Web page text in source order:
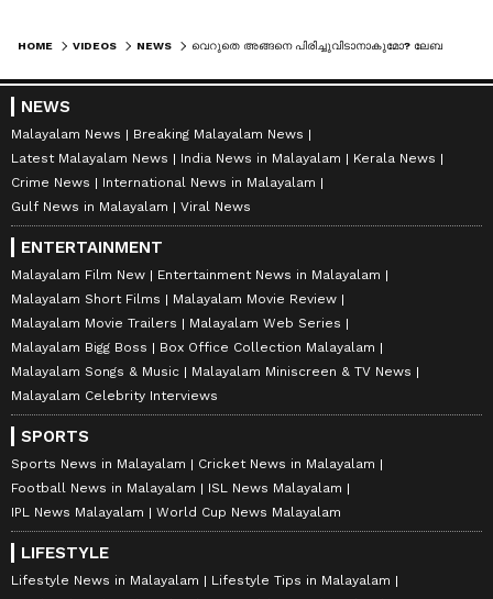
HOME VIDEOS NEWS
NEWS
Malayalam News
Breaking Malayalam News
Latest Malayalam News
India News in Malayalam
Kerala News
Crime News
International News in Malayalam
Gulf News in Malayalam
Viral News
ENTERTAINMENT
Malayalam Film New
Entertainment News in Malayalam
Malayalam Short Films
Malayalam Movie Review
Malayalam Movie Trailers
Malayalam Web Series
Malayalam Bigg Boss
Box Office Collection Malayalam
Malayalam Songs & Music
Malayalam Miniscreen & TV News
Malayalam Celebrity Interviews
SPORTS
Sports News in Malayalam
Cricket News in Malayalam
Football News in Malayalam
ISL News Malayalam
IPL News Malayalam
World Cup News Malayalam
LIFESTYLE
Lifestyle News in Malayalam
Lifestyle Tips in Malayalam